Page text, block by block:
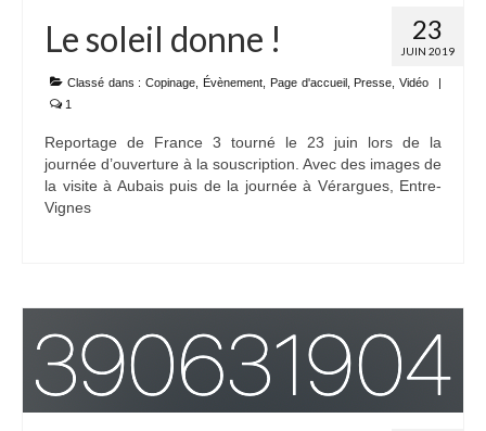
23
JUIN 2019
Le soleil donne !
Classé dans :Copinage Évènement Page d'accueil, Presse ,Vidéo
|
1
Reportage de France 3 tourné le 23 juin lors de la
journée d’ouverture à la souscription. Avec des images de
la visite à Aubais puis de la journée à Vérargues, Entre-
Vignes